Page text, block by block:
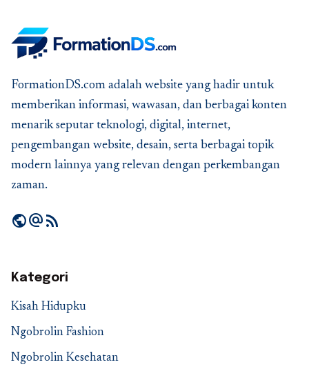
FormationDS.com adalah website yang hadir untuk
memberikan informasi, wawasan, dan berbagai konten
menarik seputar teknologi, digital, internet,
pengembangan website, desain, serta berbagai topik
modern lainnya yang relevan dengan perkembangan
zaman.
publicalternate_emailrss_feed
Kategori
Kisah Hidupku
Ngobrolin Fashion
Ngobrolin Kesehatan